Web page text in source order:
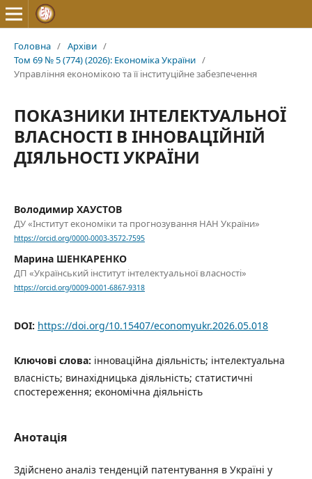
Головна / Архіви /
Том 69 № 5 (774) (2026): Економіка України /
Управління економікою та її інституційне забезпечення
ПОКАЗНИКИ ІНТЕЛЕКТУАЛЬНОЇ
ВЛАСНОСТІ В ІННОВАЦІЙНІЙ
ДІЯЛЬНОСТІ УКРАЇНИ
Володимир ХАУСТОВ
ДУ «Інститут економіки та прогнозування НАН України»
https://orcid.org/0000-0003-3572-7595
Марина ШЕНКАРЕНКО
ДП «Український інститут інтелектуальної власності»
https://orcid.org/0009-0001-6867-9318
DOI: https://doi.org/10.15407/economyukr.2026.05.018
Ключові слова: інноваційна діяльність; інтелектуальна
власність; винахідницька діяльність; статистичні
спостереження; економічна діяльність
Анотація
Здійснено аналіз тенденцій патентування в Україні у